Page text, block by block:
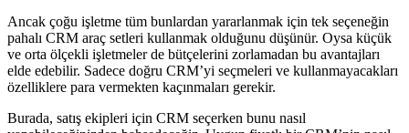
Ancak çoğu işletme tüm bunlardan yararlanmak için tek seçeneğin
pahalı CRM araç setleri kullanmak olduğunu düşünür. Oysa küçük
ve orta ölçekli işletmeler de bütçelerini zorlamadan bu avantajları
elde edebilir. Sadece doğru CRM’yi seçmeleri ve kullanmayacakları
özelliklere para vermekten kaçınmaları gerekir.
Burada, satış ekipleri için CRM seçerken bunu nasıl